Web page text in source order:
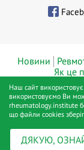
Новини
Як це
© ТОВ «Діджитал
Публічна оферта |
Наш сайт
використовуємо Ви
rheumatology.institute
що файли cookies
ДЯКУЮ,